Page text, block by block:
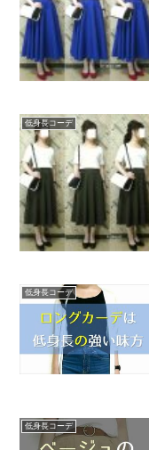
低身長コーデ
低身長コーデ
低身長コーデ